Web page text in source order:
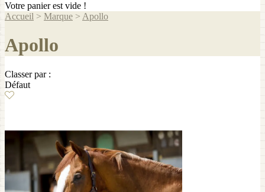
Votre panier est vide !
Accueil > Marque > Apollo
Apollo
Classer par :
Défaut